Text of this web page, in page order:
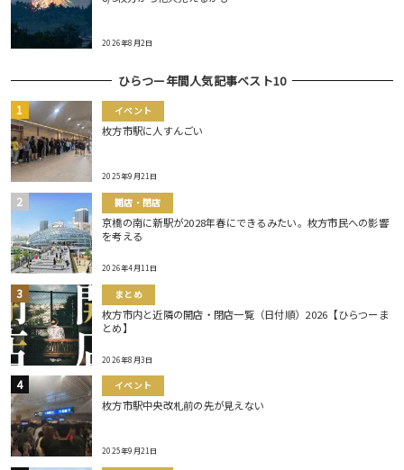
2026年8月2日
ひらつー年間人気記事ベスト10
イベント
枚方市駅に人すんごい
2025年9月21日
開店・閉店
京橋の南に新駅が2028年春にできるみたい。枚方市民への影響
を考える
2026年4月11日
まとめ
枚方市内と近隣の開店・閉店一覧（日付順）2026【ひらつーま
とめ】
2026年8月3日
イベント
枚方市駅中央改札前の先が見えない
2025年9月21日